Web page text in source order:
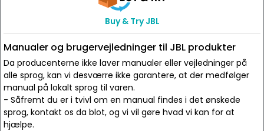
Buy & Try JBL
Manualer og brugervejledninger til JBL produkter
Da producenterne ikke laver manualer eller vejledninger på
alle sprog, kan vi desværre ikke garantere, at der medfølger
manual på lokalt sprog til varen.
- Såfremt du er i tvivl om en manual findes i det ønskede
sprog, kontakt os da blot, og vi vil gøre hvad vi kan for at
hjælpe.